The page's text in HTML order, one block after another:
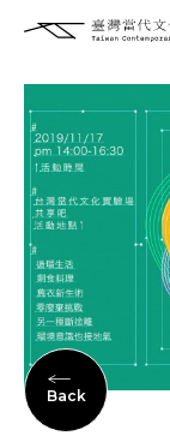
Back